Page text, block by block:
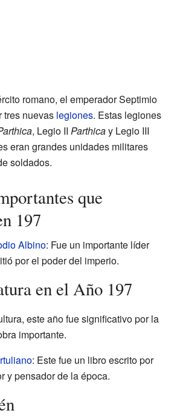
romano, el emperador Septimio
tres nuevas legiones. Estas legiones
, Legio II Parthicay Legio III
eran grandes unidades militares
soldados.
que
197
Albino: Fue un importante líder
por el poder del imperio.
en el Año 197
este año fue significativo por la
importante.
: Este fue un libro escrito por
y pensador de la época.